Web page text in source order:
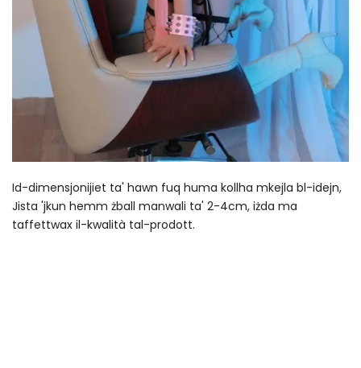
Id-dimensjonijiet ta' hawn fuq huma kollha mkejla bl-idejn,
Jista 'jkun hemm żball manwali ta' 2-4cm, iżda ma
taffettwax il-kwalità tal-prodott.